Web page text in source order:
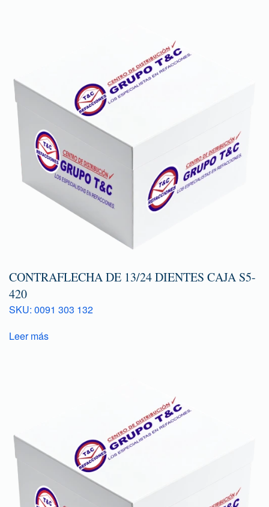
CONTRAFLECHA DE 13/24 DIENTES CAJA S5-
420
SKU: 0091 303 132
Leer más